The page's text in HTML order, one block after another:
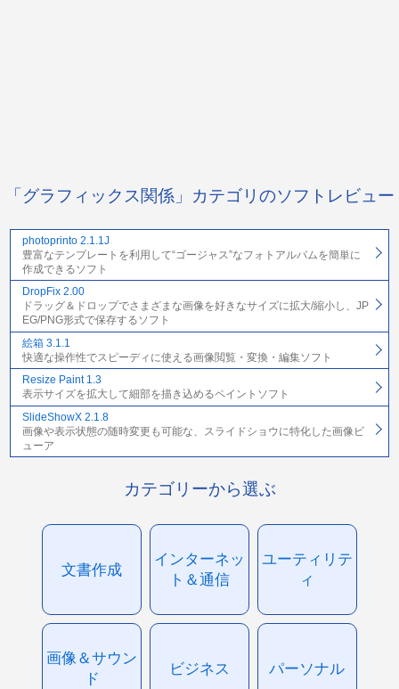
「グラフィックス関係」カテゴリのソフトレビュー
photoprinto 2.1.1J
豊富なテンプレートを利用して“ゴージャス”なフォトアルバムを簡単に
作成できるソフト
DropFix 2.00
ドラッグ＆ドロップでさまざまな画像を好きなサイズに拡大/縮小し、JP
EG/PNG形式で保存するソフト
絵箱 3.1.1
快適な操作性でスピーディに使える画像閲覧・変換・編集ソフト
Resize Paint 1.3
表示サイズを拡大して細部を描き込めるペイントソフト
SlideShowX 2.1.8
画像や表示状態の随時変更も可能な、スライドショウに特化した画像ビ
ューア
カテゴリーから選ぶ
文書作成
インターネッ
ト＆通信
ユーティリテ
ィ
画像＆サウン
ド
ビジネス パーソナル